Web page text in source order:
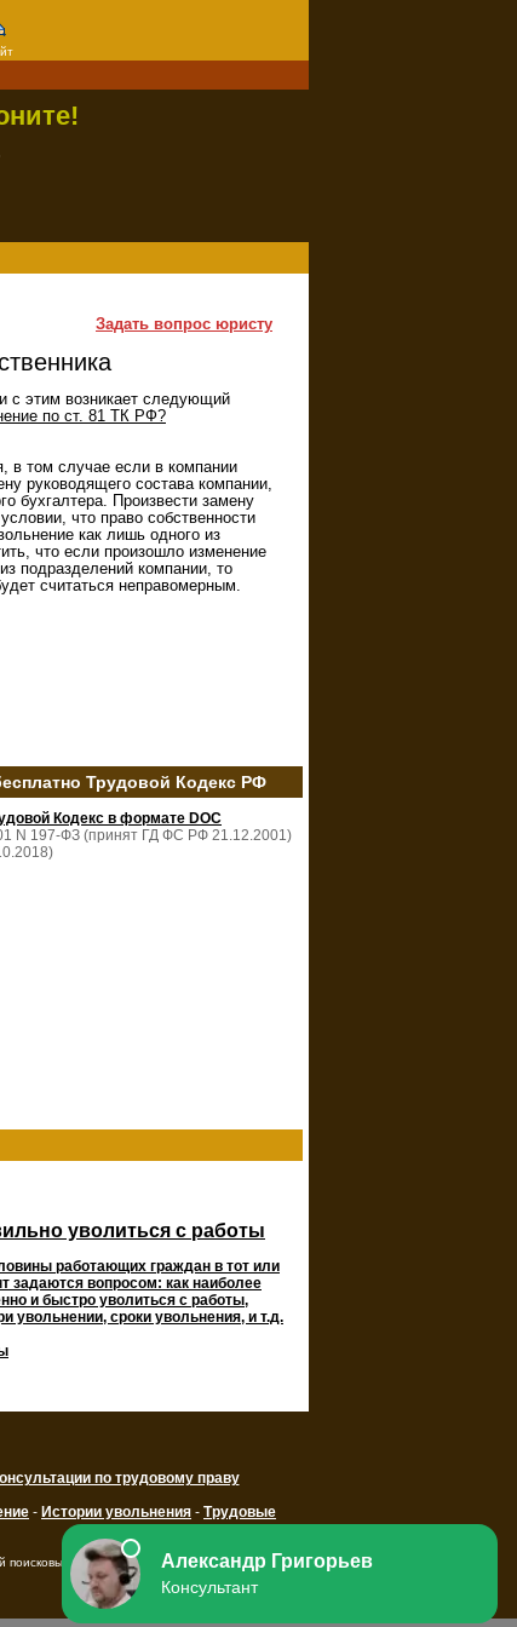
Задать вопрос юристу
с этим возникает следующий
по ст. 81 ТК РФ?
в том случае если в компании
руководящего состава компании,
бухгалтера. Произвести замену
что право собственности
как лишь одного из
что если произошло изменение
подразделений компании, то
считаться неправомерным.
Трудовой Кодекс РФ
Кодекс в формате DOC
N 197-ФЗ (принят ГД ФС РФ 21.12.2001)
уволиться с работы
работающих граждан в тот или
задаются вопросом: как наиболее
и быстро уволиться с работы,
увольнении, сроки увольнения, и т.д.
по трудовому праву
- Истории увольнения - Трудовые
системами ссылки на ресурс.